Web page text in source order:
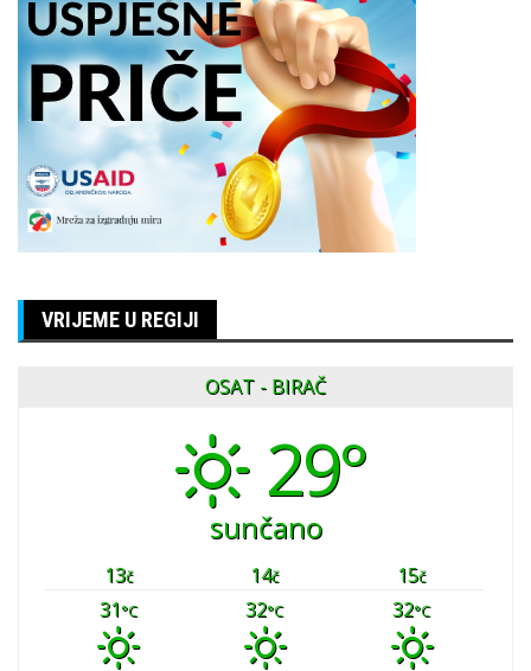
VRIJEME U REGIJI
OSAT - BIRAČ
29°
sunčano
13č 14č 15č
31°C 32°C 32°C